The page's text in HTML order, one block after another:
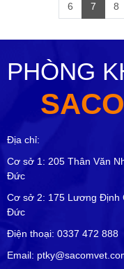
6 7 8
PHÒNG
Địa chỉ:
Cơ sở 1: 205 Thân Văn
Đức
Cơ sở 2: 175 Lương Định
Đức
Điện thoại: 0337 472 888
Email: